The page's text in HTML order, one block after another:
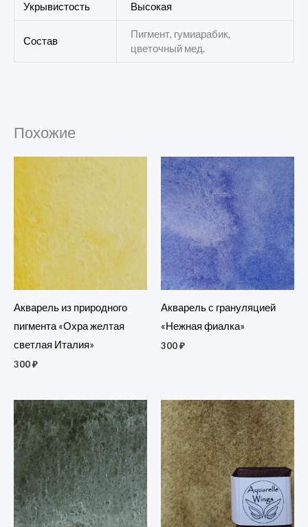
Укрывистость Высокая
Состав
Пигмент, гумиарабик,
цветочный мед.
Похожие
Акварель из природного
пигмента «Охра желтая
светлая Италия»
300₽
Акварель с грануляцией
«Нежная фиалка»
300₽